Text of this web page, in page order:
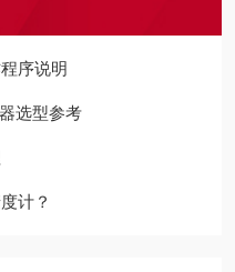
序说明
选型参考
计？